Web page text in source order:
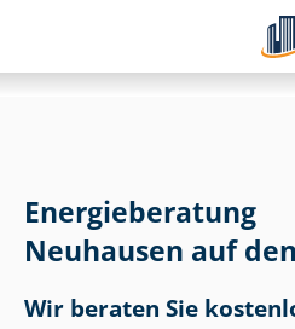
Energieberatung
Neuhausen auf
Wir beraten Sie